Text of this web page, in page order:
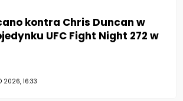
kontra Chris Duncan w
UFC Fight Night 272 w
2026, 16:33